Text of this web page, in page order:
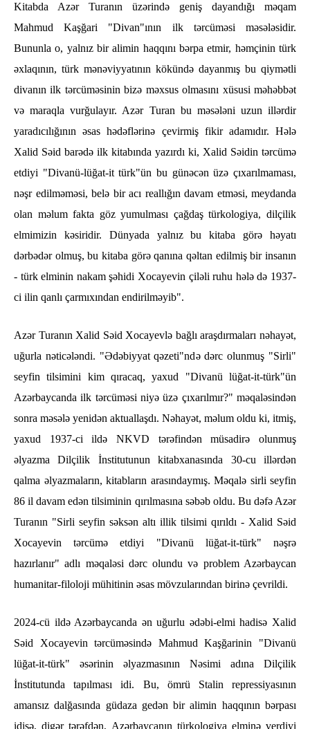
Kitabda Azər Turanın üzərində geniş dayandığı məqam
Mahmud Kaşğari "Divan"ının ilk tərcüməsi məsələsidir.
Bununla o, yalnız bir alimin haqqını bərpa etmir, həmçinin türk
əxlaqının, türk mənəviyyatının kökündə dayanmış bu qiymətli
divanın ilk tərcüməsinin bizə məxsus olmasını xüsusi məhəbbət
və maraqla vurğulayır. Azər Turan bu məsələni uzun illərdir
yaradıcılığının əsas hədəflərinə çevirmiş fikir adamıdır. Hələ
Xalid Səid barədə ilk kitabında yazırdı ki, Xalid Səidin tərcümə
etdiyi "Divanü-lüğat-it türk"ün bu günəcən üzə çıxarılmaması,
nəşr edilməməsi, belə bir acı reallığın davam etməsi, meydanda
olan məlum fakta göz yumulması çağdaş türkologiya, dilçilik
elmimizin kəsiridir. Dünyada yalnız bu kitaba görə həyatı
dərbədər olmuş, bu kitaba görə qanına qəltan edilmiş bir insanın
- türk elminin nakam şəhidi Xocayevin çiləli ruhu hələ də 1937-
ci ilin qanlı çarmıxından endirilməyib".
Azər Turanın Xalid Səid Xocayevlə bağlı araşdırmaları nəhayət,
uğurla nəticələndi. "Ədəbiyyat qəzeti"ndə dərc olunmuş "Sirli"
seyfin tilsimini kim qıracaq, yaxud "Divanü lüğat-it-türk"ün
Azərbaycanda ilk tərcüməsi niyə üzə çıxarılmır?" məqaləsindən
sonra məsələ yenidən aktuallaşdı. Nəhayət, məlum oldu ki, itmiş,
yaxud 1937-ci ildə NKVD tərəfindən müsadirə olunmuş
əlyazma Dilçilik İnstitutunun kitabxanasında 30-cu illərdən
qalma əlyazmaların, kitabların arasındaymış. Məqalə sirli seyfin
86 il davam edən tilsiminin qırılmasına səbəb oldu. Bu dəfə Azər
Turanın "Sirli seyfin səksən altı illik tilsimi qırıldı - Xalid Səid
Xocayevin tərcümə etdiyi "Divanü lüğat-it-türk" nəşrə
hazırlanır" adlı məqaləsi dərc olundu və problem Azərbaycan
humanitar-filoloji mühitinin əsas mövzularından birinə çevrildi.
2024-cü ildə Azərbaycanda ən uğurlu ədəbi-elmi hadisə Xalid
Səid Xocayevin tərcüməsində Mahmud Kaşğarinin "Divanü
lüğat-it-türk" əsərinin əlyazmasının Nəsimi adına Dilçilik
İnstitutunda tapılması idi. Bu, ömrü Stalin repressiyasının
amansız dalğasında güdaza gedən bir alimin haqqının bərpası
idisə, digər tərəfdən, Azərbaycanın türkologiya elminə verdiyi